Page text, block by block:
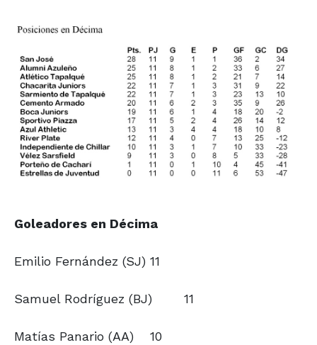
Goleadores en Décima
Emilio Fernández (SJ) 11
Samuel Rodríguez (BJ) 11
Matías Panario (AA) 10